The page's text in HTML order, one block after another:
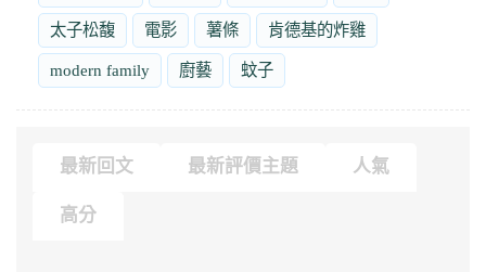
太子松馥 電影 薯條 肯德基的炸雞
modern family 廚藝 蚊子
最新回文 最新評價主題 人氣
高分